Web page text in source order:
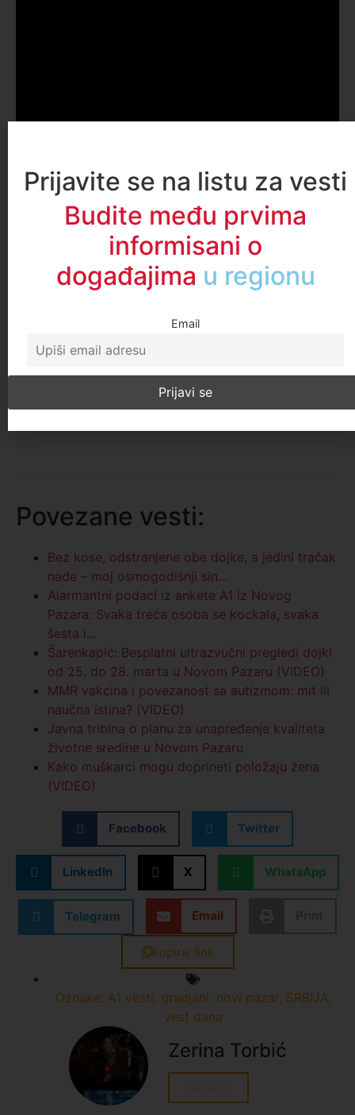
Povezane vesti:
Bez kose, odstranjene obe dojke, a jedini tračak
nade – moj osmogodišnji sin…
Alarmantni podaci iz ankete A1 iz Novog
Pazara: Svaka treća osoba se kockala, svaka
šesta i…
Šarenkapić: Besplatni ultrazvučni pregledi dojki
od 25. do 28. marta u Novom Pazaru (VIDEO)
MMR vakcina i povezanost sa autizmom: mit ili
naučna istina? (VIDEO)
Javna tribina o planu za unapređenje kvaliteta
životne sredine u Novom Pazaru
Kako muškarci mogu doprineti položaju žena
(VIDEO)
Facebook Twitter
LinkedIn X WhatsApp
Telegram Email
Kopiraj link
Oznake: A1 vesti, gradjani, novi pazar, SRBIJA,
vest dana
Zerina Torbić
Sve vesti
događajima
u regionu
Email